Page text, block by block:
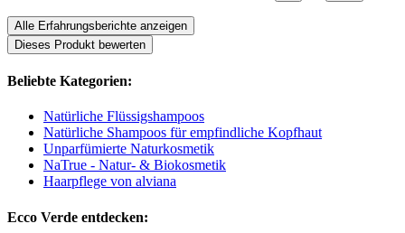
Alle Erfahrungsberichte anzeigen
Dieses Produkt bewerten
Beliebte Kategorien:
Natürliche Flüssigshampoos
Natürliche Shampoos für empfindliche Kopfhaut
Unparfümierte Naturkosmetik
NaTrue - Natur- & Biokosmetik
Haarpflege von alviana
Ecco Verde entdecken: